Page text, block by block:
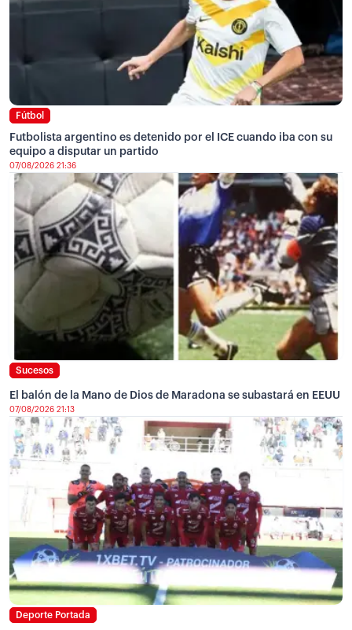
Fútbol
Futbolista argentino es detenido por el ICE cuando iba con su
equipo a disputar un partido
07/08/2026 21:36
Sucesos
El balón de la Mano de Dios de Maradona se subastará en EEUU
07/08/2026 21:13
Deporte Portada